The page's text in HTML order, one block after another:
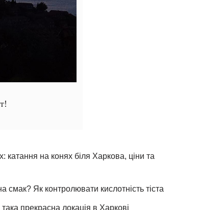
на конях біля Харкова, ціни та
смак? Як контролювати кислотність тіста
прекрасна локація в Харкові